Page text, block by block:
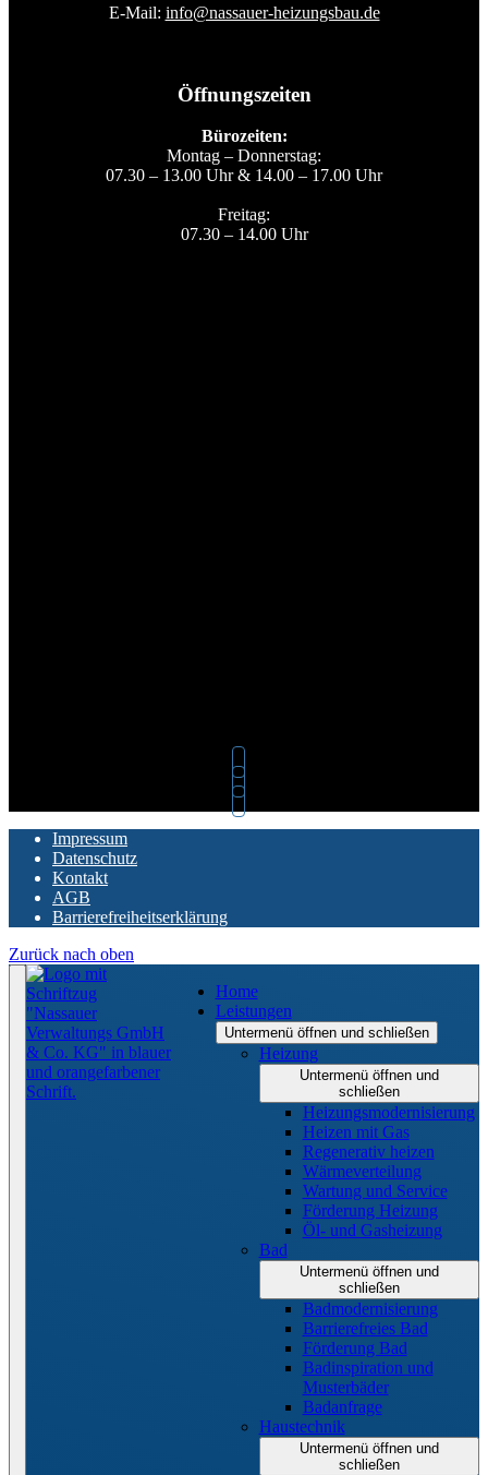
E-Mail: info@nassauer-heizungsbau.de
Öffnungszeiten
Bürozeiten:
Montag – Donnerstag:
07.30 – 13.00 Uhr & 14.00 – 17.00 Uhr
Freitag:
07.30 – 14.00 Uhr
Impressum
Datenschutz
Kontakt
AGB
Barrierefreiheitserklärung
Zurück nach oben
Home
Leistungen
Untermenü öffnen und schließen
Heizung
Untermenü öffnen und
schließen
Heizungsmodernisierung
Heizen mit Gas
Regenerativ heizen
Wärmeverteilung
Wartung und Service
Förderung Heizung
Öl- und Gasheizung
Bad
Untermenü öffnen und
schließen
Badmodernisierung
Barrierefreies Bad
Förderung Bad
Badinspiration und
Musterbäder
Badanfrage
Haustechnik
Untermenü öffnen und
schließen